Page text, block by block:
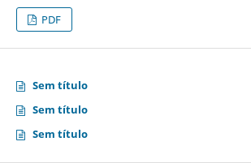
PDF
Sem título
Sem título
Sem título